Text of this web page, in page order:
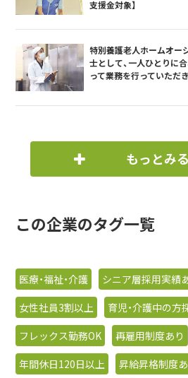
支援金対象】
特別養護老人ホームオー
士として、一人ひとりに
って業務を行っていただ
もっとみる
この企業のタグ一覧
医療・福祉・介護
シニア層採用実績
女性社員3割以上
育児・介護中の方
フレックス勤務OK
再雇用制度あり
年間休日120日以上
昇給昇格制度